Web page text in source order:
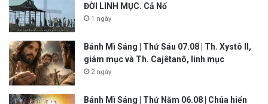
ĐỜI LINH MỤC. Cả Nổ
1 ngày
Bánh Mì Sáng | Thứ Sáu 07.08 | Th. Xystô II,
giám mục và Th. Cajêtanô, linh mục
2 ngày
Bánh Mì Sáng | Thứ Năm 06.08 | Chúa hiển